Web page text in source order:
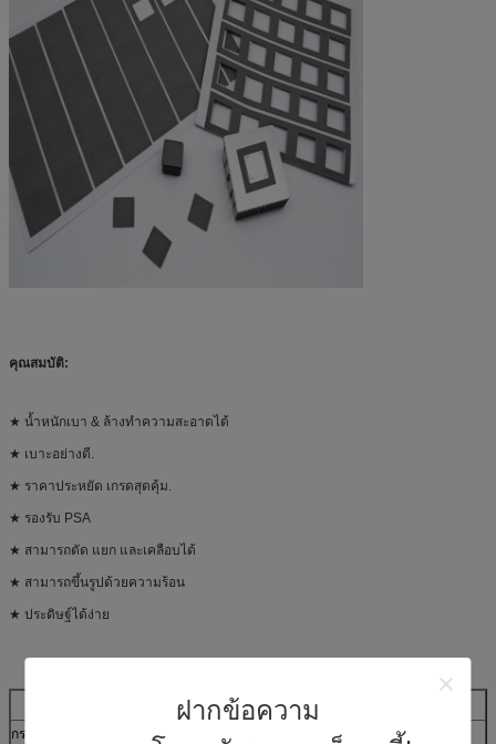
ฝากข้อความ
คุณสมบัติ:
★ น้ำหนักเบา & ล้างทำความสะอาดได้
★ เบาะอย่างดี.
★ ราคาประหยัด เกรดสุดคุ้ม.
★ รองรับ PSA
★ สามารถตัด แยก และเคลือบได้
★ สามารถขึ้นรูปด้วยความร้อน
★ ประดิษฐ์ได้ง่าย
Z-โฟม 7000G ซีรีส์
กระบวนการ
หน่วย สภาพการทดสอบ